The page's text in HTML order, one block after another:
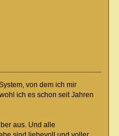
von dem ich mir
ich es schon seit Jahren
aus. Und alle